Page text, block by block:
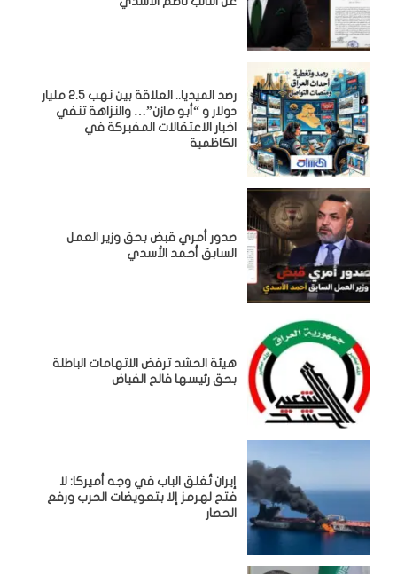
رصد الميديا.. العلاقة بين نهب 2.5 مليار
دولار و “أبو مازن”… والنزاهة تنفي
اخبار الاعتقالات المفبركة في
الكاظمية
صدور أمري قبض بحق وزير العمل
السابق أحمد الأسدي
هيئة الحشد ترفض الاتهامات الباطلة
بحق رئيسها فالح الفياض
إيران تُغلق الباب في وجه أميركا: لا
فتح لهرمز إلا بتعويضات الحرب ورفع
الحصار